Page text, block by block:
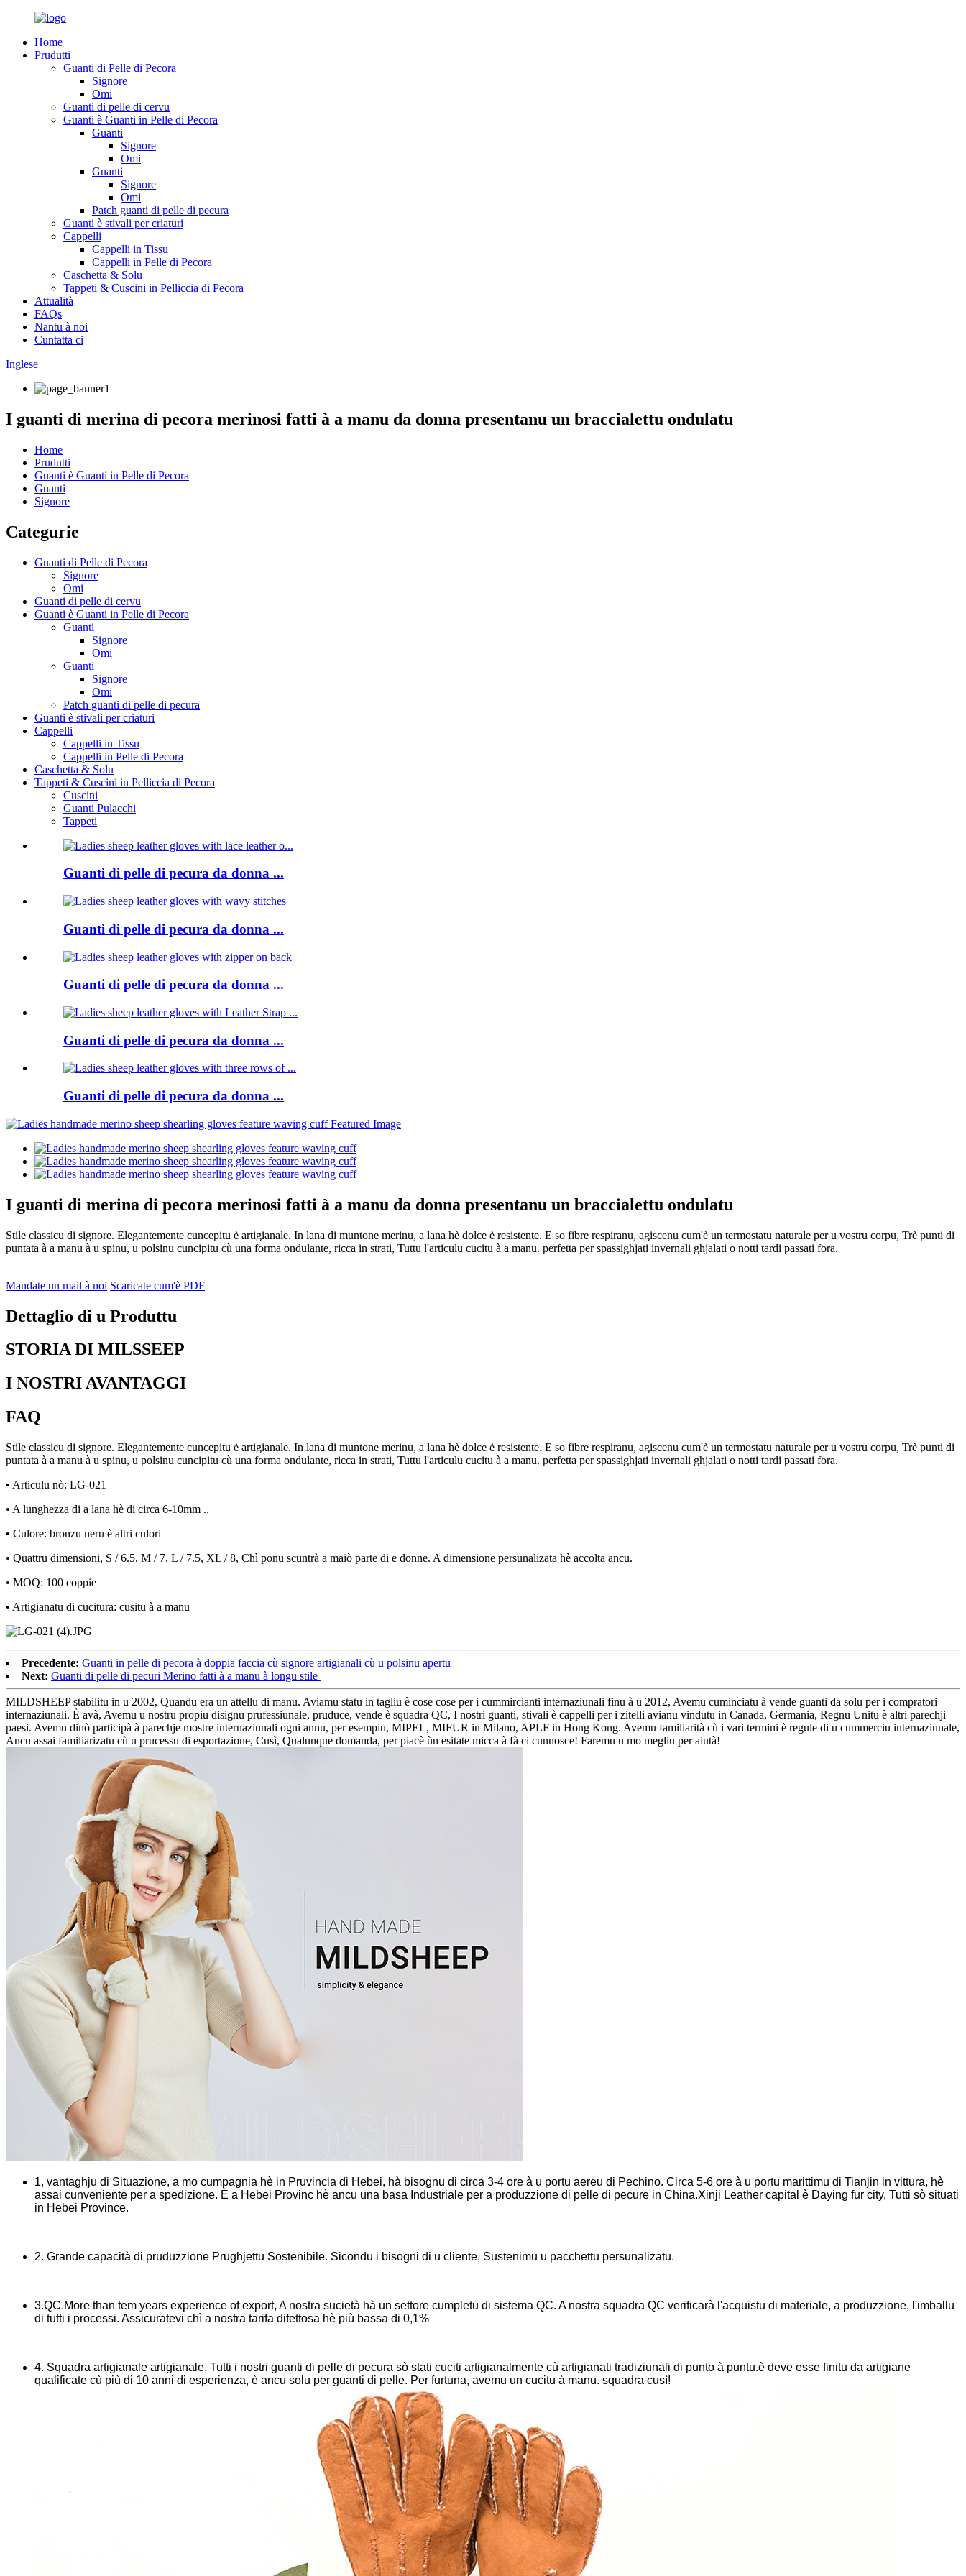
Home
Prudutti
Guanti di Pelle di Pecora
Signore
Omi
Guanti di pelle di cervu
Guanti è Guanti in Pelle di Pecora
Guanti
Signore
Omi
Guanti
Signore
Omi
Patch guanti di pelle di pecura
Guanti è stivali per criaturi
Cappelli
Cappelli in Tissu
Cappelli in Pelle di Pecora
Caschetta & Solu
Tappeti & Cuscini in Pelliccia di Pecora
Attualità
FAQs
Nantu à noi
Cuntatta ci
Inglese
I guanti di merina di pecora merinosi fatti à a manu da donna presentanu un braccialettu ondulatu
Home
Prudutti
Guanti è Guanti in Pelle di Pecora
Guanti
Signore
Categurie
Guanti di Pelle di Pecora
Signore
Omi
Guanti di pelle di cervu
Guanti è Guanti in Pelle di Pecora
Guanti
Signore
Omi
Guanti
Signore
Omi
Patch guanti di pelle di pecura
Guanti è stivali per criaturi
Cappelli
Cappelli in Tissu
Cappelli in Pelle di Pecora
Caschetta & Solu
Tappeti & Cuscini in Pelliccia di Pecora
Cuscini
Guanti Pulacchi
Tappeti
Guanti di pelle di pecura da donna ...
Guanti di pelle di pecura da donna ...
Guanti di pelle di pecura da donna ...
Guanti di pelle di pecura da donna ...
Guanti di pelle di pecura da donna ...
I guanti di merina di pecora merinosi fatti à a manu da donna presentanu un braccialettu ondulatu
Stile classicu di signore. Elegantemente cuncepitu è ​​artigianale. In lana di muntone merinu, a lana hè dolce è resistente. E so fibre respiranu, agiscenu cum'è un termostatu naturale per u vostru corpu, Trè punti di
puntata à a manu à u spinu, u polsinu cuncipitu cù una forma ondulante, ricca in strati, Tuttu l'articulu cucitu à a manu. perfetta per spassighjati invernali ghjalati o notti tardi passati fora.
Mandate un mail à noi Scaricate cum'è PDF
Dettaglio di u Produttu
STORIA DI MILSSEEP
I NOSTRI AVANTAGGI
FAQ
Stile classicu di signore. Elegantemente cuncepitu è ​​artigianale. In lana di muntone merinu, a lana hè dolce è resistente. E so fibre respiranu, agiscenu cum'è un termostatu naturale per u vostru corpu, Trè punti di
puntata à a manu à u spinu, u polsinu cuncipitu cù una forma ondulante, ricca in strati, Tuttu l'articulu cucitu à a manu. perfetta per spassighjati invernali ghjalati o notti tardi passati fora.
• Articulu nò: LG-021
• A lunghezza di a lana hè di circa 6-10mm ..
• Culore: bronzu neru è altri culori
• Quattru dimensioni, S / 6.5, M / 7, L / 7.5, XL / 8, Chì ponu scuntrà a maiò parte di e donne. A dimensione persunalizata hè accolta ancu.
• MOQ: 100 coppie
• Artigianatu di cucitura: cusitu à a manu
Precedente: Guanti in pelle di pecora à doppia faccia cù signore artigianali cù u polsinu apertu
Next: Guanti di pelle di pecuri Merino fatti à a manu à longu stile
MILDSHEEP stabilitu in u 2002, Quandu era un attellu di manu. Aviamu statu in tagliu è cose cose per i cummircianti internaziunali finu à u 2012, Avemu cuminciatu à vende guanti da solu per i compratori
internaziunali. È avà, Avemu u nostru propiu disignu prufessiunale, pruduce, vende è squadra QC, I nostri guanti, stivali è cappelli per i zitelli avianu vindutu in Canada, Germania, Regnu Unitu è ​​altri parechji
paesi. Avemu dinò participà à parechje mostre internaziunali ogni annu, per esempiu, MIPEL, MIFUR in Milano, APLF in Hong Kong. Avemu familiarità cù i vari termini è regule di u cummerciu internaziunale,
Ancu assai familiarizatu cù u prucessu di esportazione, Cusì, Qualunque domanda, per piacè ùn esitate micca à fà ci cunnosce! Faremu u mo megliu per aiutà!
1, vantaghju di Situazione, a mo cumpagnia hè in Pruvincia di Hebei, hà bisognu di circa 3-4 ore à u portu aereu di Pechino. Circa 5-6 ore à u portu marittimu di Tianjin in vittura, hè
assai cunveniente per a spedizione. È a Hebei Provinc hè ancu una basa Industriale per a produzzione di pelle di pecure in China.Xinji Leather capital è Daying fur city, Tutti sò situati
in Hebei Province.
2. Grande capacità di pruduzzione Prughjettu Sostenibile. Sicondu i bisogni di u cliente, Sustenimu u pacchettu persunalizatu.
3.QC.More than tem years experience of export, A nostra sucietà hà un settore cumpletu di sistema QC. A nostra squadra QC verificarà l'acquistu di materiale, a produzzione, l'imballu
di tutti i processi. Assicuratevi chì a nostra tarifa difettosa hè più bassa di 0,1%
4. Squadra artigianale artigianale, Tutti i nostri guanti di pelle di pecura sò stati cuciti artigianalmente cù artigianati tradiziunali di punto à puntu.è deve esse finitu da artigiane
qualificate cù più di 10 anni di esperienza, è ancu solu per guanti di pelle. Per furtuna, avemu un cucitu à manu. squadra cusì!